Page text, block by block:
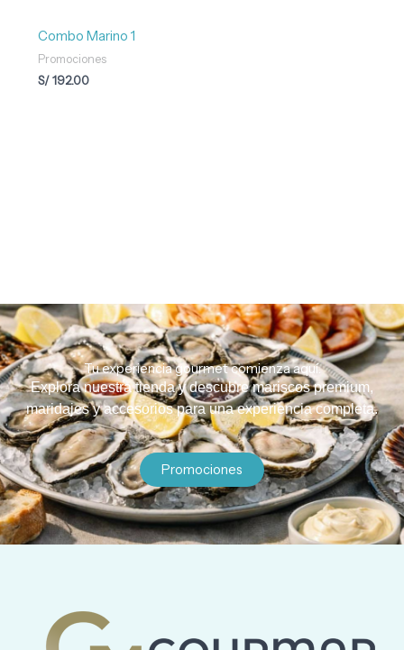
Combo Marino 1
Promociones
S/192.00
Tu experiencia gourmet comienza aquí.
Explora nuestra tienda y descubre mariscos premium,
maridajes y accesorios para una experiencia completa.
Promociones